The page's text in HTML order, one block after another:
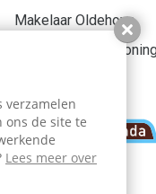
Makelaar Oldehove
NVM Makelaar
verzamelen
ons de site te
Lees meer over
Sluiten